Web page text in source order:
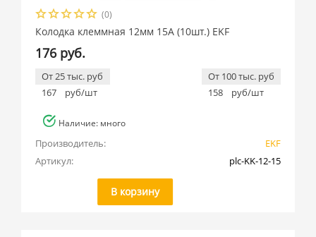
(0)
Колодка клеммная 12мм 15А (10шт.) EKF
176 руб.
От 25 тыс. руб
167
руб/шт
От 100 тыс. руб
158
руб/шт
Наличие: много
Производитель:
EKF
Артикул:
plc-KK-12-15
В корзину